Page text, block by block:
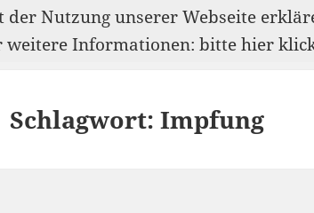
Schlagwort:Impfung
Nutzung unserer Webseite
weitere Informationen: bitte hier